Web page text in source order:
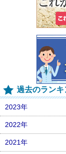
過去のランキ
2023年
2022年
2021年